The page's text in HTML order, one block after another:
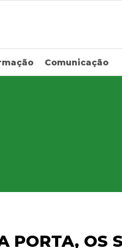
Comunicação
OS